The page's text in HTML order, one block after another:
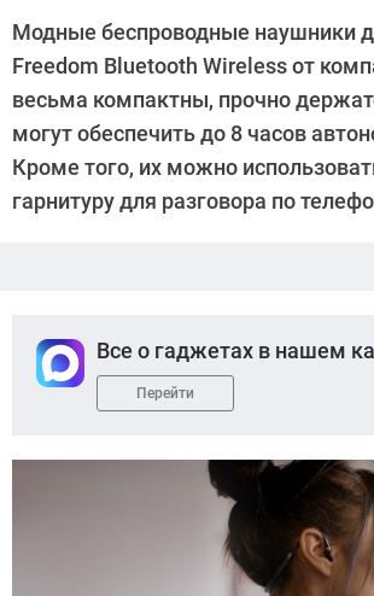
Suslov
Модные беспроводные наушники
Freedom Bluetooth Wireless от
весьма компактны, прочно
могут обеспечить до 8 часов
Кроме того, их можно
гарнитуру для разговора по
Все о гаджетах в нашем
Перейти